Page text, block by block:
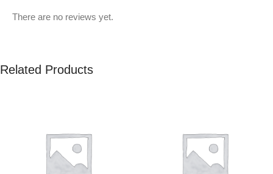
There are no reviews yet.
Related Products